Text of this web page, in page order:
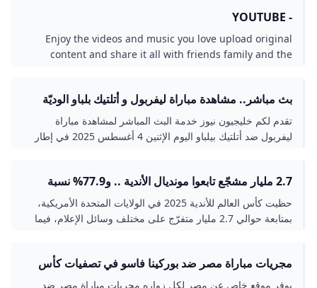
للموسم الكروي الجديد في إنجلترا، ومن المتوقع أن يشهد حضورًا
جماهيريًا
- YOUTUBE
Enjoy the videos and music you love upload original
content and share it all with friends family and the
بث مباشر.. مشاهدة مباراة ليفربول و أتلتيك بلباو الوديّة
الدوليّة - خليجيون
تقدم لكم خليجيون نيوز خدمة البث المباشر لمشاهدة مباراة
ليفربول ضد أتلتيك بيلباو اليوم الإثنين 4 أغسطس 2025 في إطار
2.7 مليار مشجّع تابعوا مونديال الأندية .. و77.9% نسبة
مشاهدة الهلال ومانشستر سيتيحظيت كأس العالم للأندية 2025 في الولايات المتحدة الأمريكية،
بمتابعة حوالي 2.7 مليار متفرّج على مختلف وسائل الإعلام، فيما
وكسبت حسابات البطولة على مواقع التواصل الاجتماعي 9 ملايين
متابع جديد، كما حصدت البطولة على منصات DAZN للتواصل
مجريات مباراة مصر ضد بوركينا فاسو في تصفيات كأس
العالم
يوفر موقع خاص عن مصر لكل زواره مجريات مباراة مصر ضد